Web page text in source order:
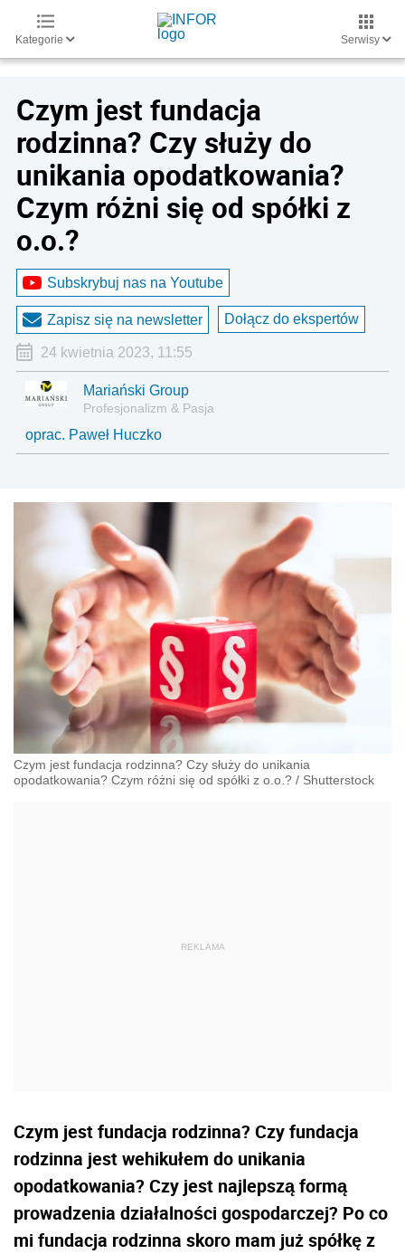
Kategorie Serwisy
Czym jest fundacja
rodzinna? Czy służy do
unikania opodatkowania?
Czym różni się od spółki z
o.o.?
Subskrybuj nas na Youtube
Zapisz się na newsletter Dołącz do ekspertów
24 kwietnia 2023, 11:55
Mariański Group
Profesjonalizm & Pasja
oprac. Paweł Huczko
Czym jest fundacja rodzinna? Czy służy do unikania
opodatkowania? Czym różni się od spółki z o.o.? / Shutterstock
Czym jest fundacja rodzinna? Czy fundacja
rodzinna jest wehikułem do unikania
opodatkowania? Czy jest najlepszą formą
prowadzenia działalności gospodarczej? Po co
mi fundacja rodzinna skoro mam już spółkę z